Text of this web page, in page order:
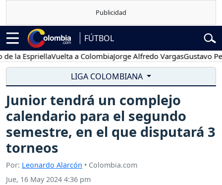
FÚTBOL
EspriellaVuelta a ColombiaJorge Alfredo VargasGustavo Petro
LIGA COLOMBIANA
Junior tendrá un complejo
calendario para el segundo
semestre, en el que disputará 3
torneos
Por: Leonardo Alarcón • Colombia.com
Jue, 16 May 2024 4:36 pm